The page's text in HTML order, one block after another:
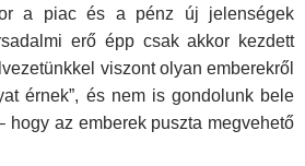
a piac és a pénz új jelenségek
erő épp csak akkor kezdett
viszont olyan emberekről
érnek”, és nem is gondolunk bele
hogy az emberek puszta megvehető